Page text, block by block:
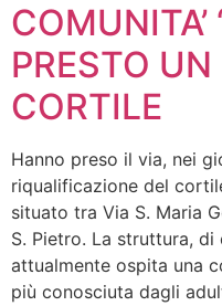
COMUNITA’
PRESTO
CORTILE
Hanno preso il via, nei
riqualificazione del
situato tra Via S. Maria
S. Pietro. La struttura,
attualmente ospita una
più conosciuta dagli